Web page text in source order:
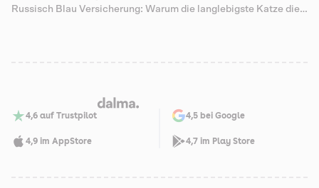
Lebenswoche
Russisch Blau Versicherung: Warum die langlebigste Katze die
4,6 auf Trustpilot 4,5 bei Google
4,9 im AppStore 4,7 im Play Store